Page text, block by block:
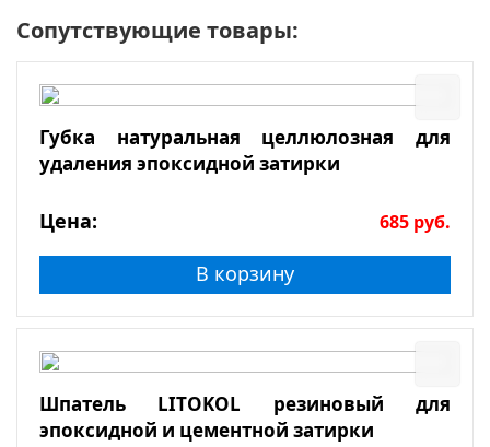
Сопутствующие товары:
Губка натуральная целлюлозная для
удаления эпоксидной затирки
Цена: 685 руб.
В корзину
Шпатель LITOKOL резиновый для
эпоксидной и цементной затирки